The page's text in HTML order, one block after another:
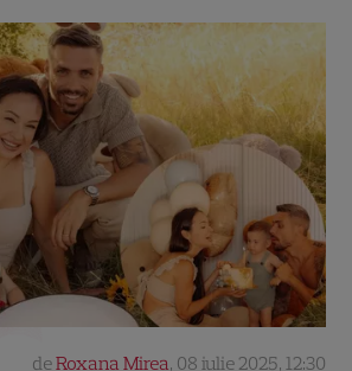
deRoxana Mirea, 08 iulie 2025, 12:30